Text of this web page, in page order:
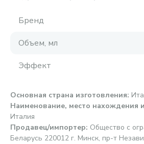
Бренд
Объем, мл
Эффект
Основная страна изготовления:
Наименование, место нахождения
Италия
Продавец/импортер: Общество с
Беларусь 220012 г. Минск, пр-т